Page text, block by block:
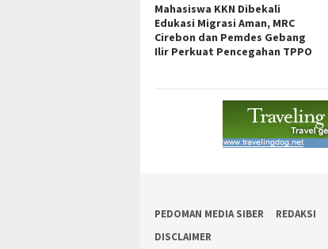
Mahasiswa KKN Dibekali
Edukasi Migrasi Aman, MRC
Cirebon dan Pemdes Gebang
Ilir Perkuat Pencegahan TPPO
PEDOMAN MEDIA SIBER REDAKSI
DISCLAIMER